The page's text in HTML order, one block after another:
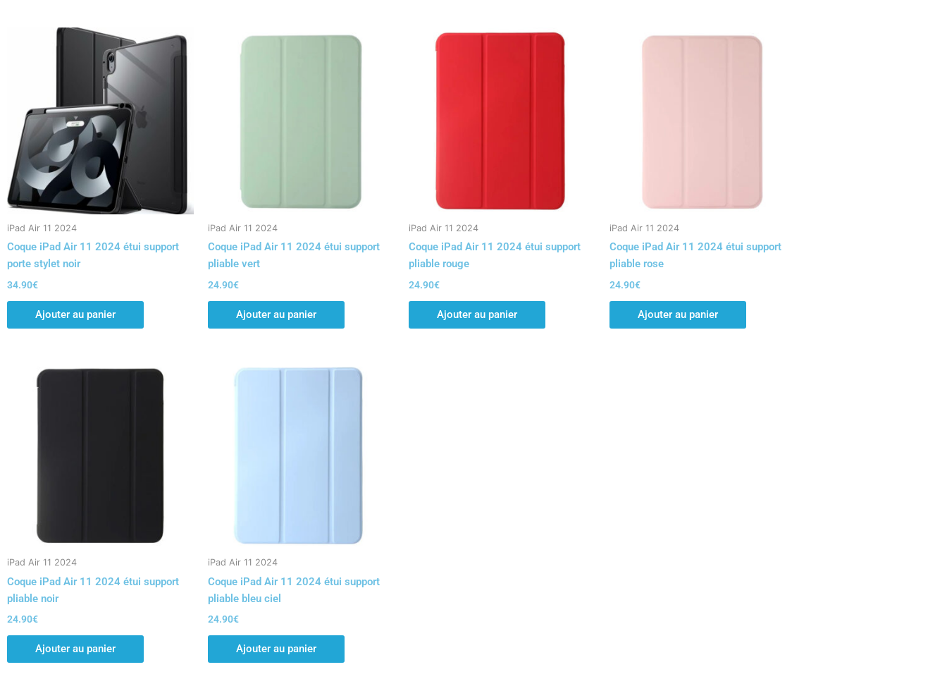
iPad Air 11 2024
Coque iPad Air 11 2024 étui support
porte stylet noir
34.90€
Ajouter au panier
iPad Air 11 2024
Coque iPad Air 11 2024 étui support
pliable vert
24.90€
Ajouter au panier
iPad Air 11 2024
Coque iPad Air 11 2024 étui support
pliable rouge
24.90€
Ajouter au panier
iPad Air 11 2024
Coque iPad Air 11 2024 étui support
pliable rose
24.90€
Ajouter au panier
iPad Air 11 2024
Coque iPad Air 11 2024 étui support
pliable noir
24.90€
Ajouter au panier
iPad Air 11 2024
Coque iPad Air 11 2024 étui support
pliable bleu ciel
24.90€
Ajouter au panier